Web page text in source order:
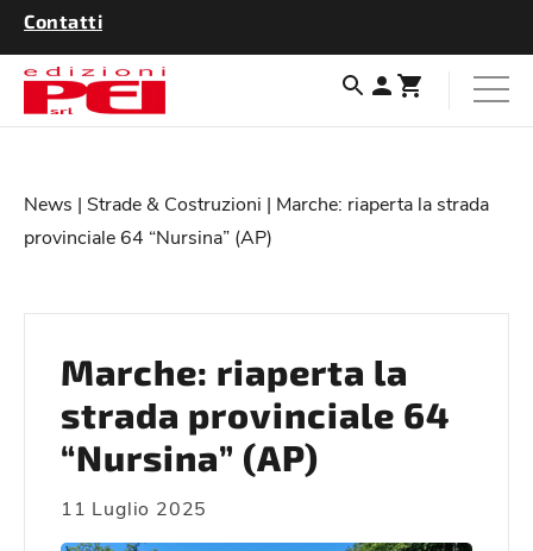
Contatti
News | Strade & Costruzioni | Marche: riaperta la strada
provinciale 64 “Nursina” (AP)
Marche: riaperta la
strada provinciale 64
“Nursina” (AP)
11 Luglio 2025